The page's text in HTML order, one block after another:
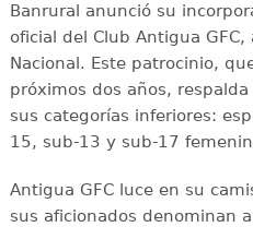
Banrural anunció su
oficial del Club Antigua
Nacional. Este patrocinio,
próximos dos años,
sus categorías inferiores:
15, sub-13 y sub-17
Antigua GFC luce en su
sus aficionados denominan